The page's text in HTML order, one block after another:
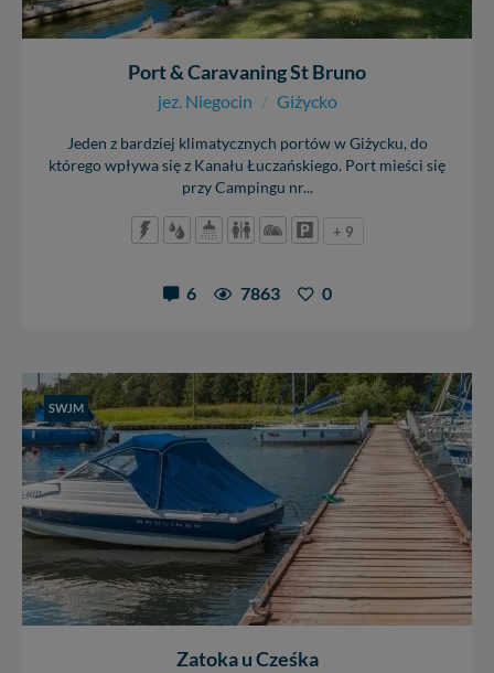
Port & Caravaning St Bruno
jez. Niegocin / Giżycko
Jeden z bardziej klimatycznych portów w Giżycku, do
którego wpływa się z Kanału Łuczańskiego. Port mieści się
przy Campingu nr...
+ 9
6 7863 0
SWJM
Zatoka u Cześka